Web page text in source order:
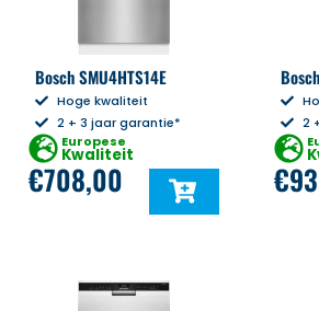
Bosch SMU4HTS14E
Hoge kwaliteit
2 + 3 jaar garantie*
Europese
Kwaliteit
€708,00
2
€